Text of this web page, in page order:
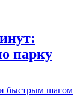
парку